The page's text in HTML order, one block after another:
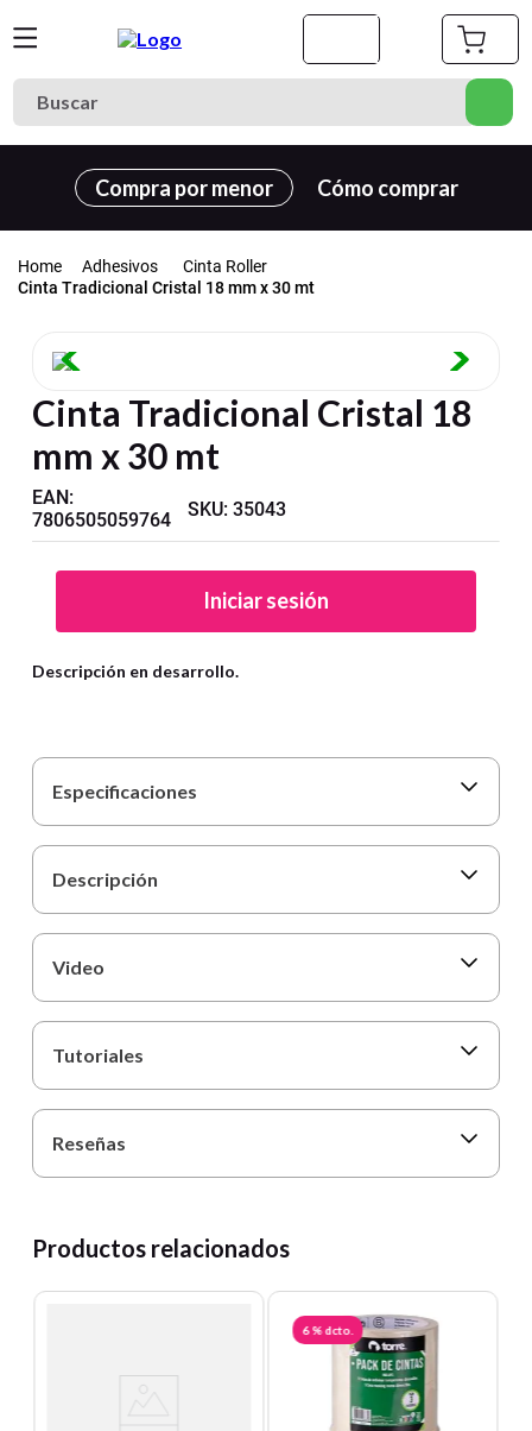
Buscar
Compra por menor Cómo comprar
Adhesivos
Cinta Roller
Cinta Tradicional Cristal 18 mm x 30 mt
Cinta Tradicional Cristal 18
mm x 30 mt
EAN:
7806505059764
SKU:35043
Iniciar sesión
Descripción en desarrollo.
Especificaciones
Descripción
Video
Tutoriales
Reseñas
Productos relacionados
6 %dcto.
Términos más buscados
cuaderno
3. goma eva
5.
6. estuche
7 . harry potter
8.
10